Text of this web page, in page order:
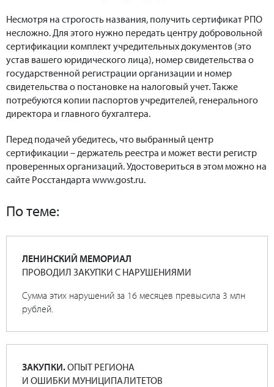
Несмотря на строгость названия, получить сертификат РПО
несложно. Для этого нужно передать центру добровольной
сертификации комплект учредительных документов (это
устав вашего юридического лица), номер свидетельства о
государственной регистрации организации и номер
свидетельства о постановке на налоговый учет. Также
потребуются копии паспортов учредителей, генерального
директора и главного бухгалтера.
Перед подачей убедитесь, что выбранный центр
сертификации – держатель реестра и может вести регистр
проверенных организаций. Удостовериться в этом можно на
сайте Росстандарта www.gost.ru.
По теме:
ЛЕНИНСКИЙ МЕМОРИАЛ
ПРОВОДИЛ ЗАКУПКИ С НАРУШЕНИЯМИ
Сумма этих нарушений за 16 месяцев превысила 3 млн
рублей.
ЗАКУПКИ.ОПЫТ РЕГИОНА
И ОШИБКИ МУНИЦИПАЛИТЕТОВ